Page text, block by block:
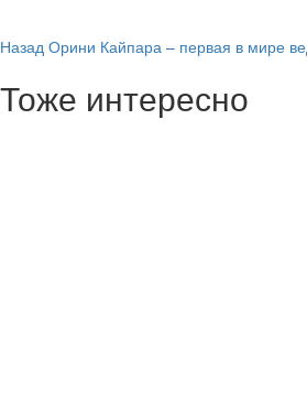
Навигация
записи
Назад Орини Кайпара – первая в мире
Тоже интересно